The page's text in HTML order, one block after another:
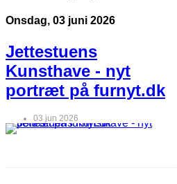
Onsdag, 03 juni 2026
Jettestuens
Kunsthave - nyt
portræt på furnyt.dk
03 jun 2026